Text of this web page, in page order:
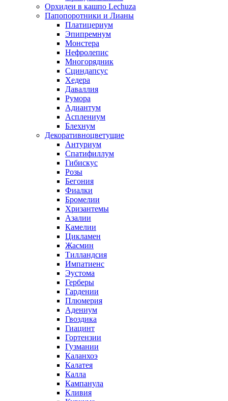
Орхидеи в кашпо Lechuza
Папопоротники и Лианы
Платицериум
Эпипремнум
Монстера
Нефролепис
Многорядник
Сциндапсус
Хедера
Даваллия
Румора
Адиантум
Асплениум
Блехнум
Декоративноцветущие
Антуриум
Спатифиллум
Гибискус
Розы
Бегония
Фиалки
Бромелии
Хризантемы
Азалии
Камелии
Цикламен
Жасмин
Тилландсия
Импатиенс
Эустома
Герберы
Гардении
Плюмерия
Адениум
Гвоздика
Гиацинт
Гортензии
Гузмании
Каланхоэ
Калатея
Калла
Кампанула
Кливия